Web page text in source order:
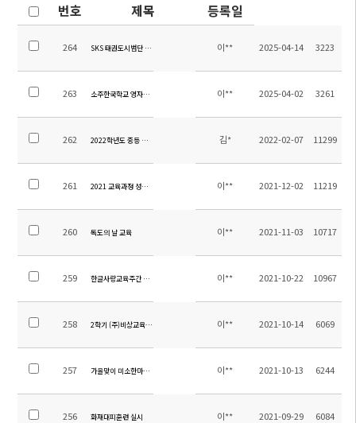
번호 제목 등록일
264 SKS 태권도시범단 발대식(소주연합타임즈) 이** 2025-04-14 3223
263 소주한국학교 영자신문 3월호 이** 2025-04-02 3261
262 2022학년도 중등 교과서 목록 수정 안내 김* 2022-02-07 11299
261 2021 교육과정 성과 발표회 이** 2021-12-02 11219
260 독도의 날 교육 이** 2021-11-03 10717
259 한글사랑교육주간 운영 이** 2021-10-22 10967
258 2학기 (주)비상교육 문제집 기부 이** 2021-10-14 6069
257 가을맞이 미소한마당 개최 이** 2021-10-13 6244
256 화재대피훈련 실시 이** 2021-09-29 6084